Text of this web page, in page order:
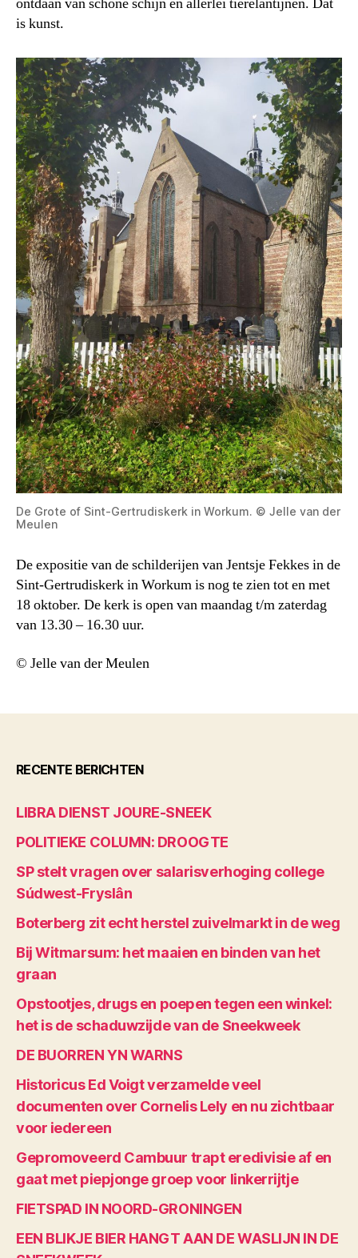
ontdaan van schone schijn en allerlei tierelantijnen. Dat
is kunst.
De Grote of Sint-Gertrudiskerk in Workum. © Jelle van der
Meulen
De expositie van de schilderijen van Jentsje Fekkes in de
Sint-Gertrudiskerk in Workum is nog te zien tot en met
18 oktober. De kerk is open van maandag t/m zaterdag
van 13.30 – 16.30 uur.
© Jelle van der Meulen
RECENTE BERICHTEN
LIBRA DIENST JOURE-SNEEK
POLITIEKE COLUMN: DROOGTE
SP stelt vragen over salarisverhoging college
Súdwest-Fryslân
Boterberg zit echt herstel zuivelmarkt in de weg
Bij Witmarsum: het maaien en binden van het
graan
Opstootjes, drugs en poepen tegen een winkel:
het is de schaduwzijde van de Sneekweek
DE BUORREN YN WARNS
Historicus Ed Voigt verzamelde veel
documenten over Cornelis Lely en nu zichtbaar
voor iedereen
Gepromoveerd Cambuur trapt eredivisie af en
gaat met piepjonge groep voor linkerrijtje
FIETSPAD IN NOORD-GRONINGEN
EEN BLIKJE BIER HANGT AAN DE WASLIJN IN DE